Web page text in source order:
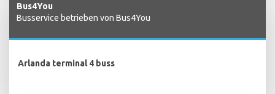
Bus4You
Busservice betrieben von Bus4You
Arlanda terminal 4 buss